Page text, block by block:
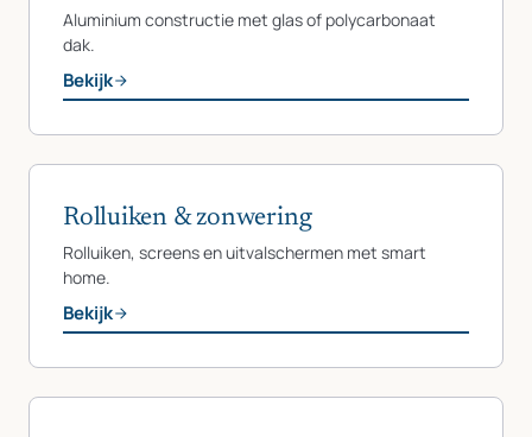
Aluminium constructie met glas of polycarbonaat
dak.
Bekijk
Rolluiken & zonwering
Rolluiken, screens en uitvalschermen met smart
home.
Bekijk